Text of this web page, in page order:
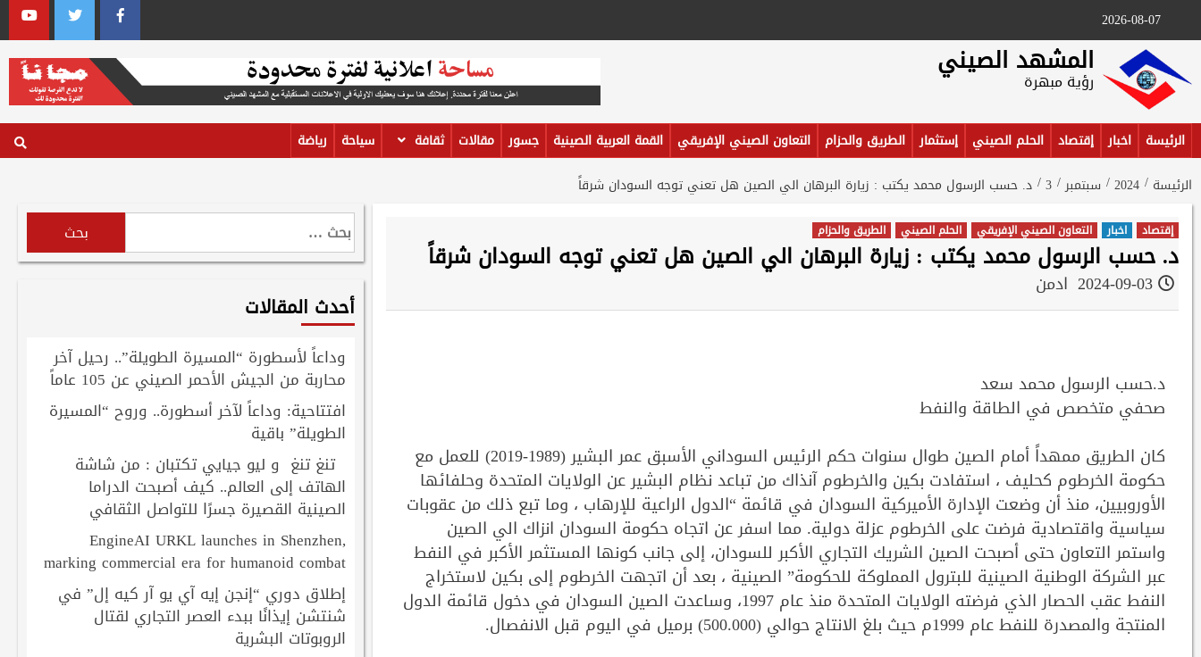
2026-08-07
Facebook
Twitter
المشهد الصيني
رؤية مبهرة
الرئيسة اخبار إقتصاد الحلم الصيني إستثمار الطريق والحزام التعاون الصيني الإفريقي القمة العربية الصينية جسور مقالات ثقافة سياحة
رياضة
الرئيسة 2024 سبتمبر 3 د. حسب الرسول محمد يكتب : زيارة البرهان الي الصين هل تعني توجه السودان شرقاً
إقتصاد اخبار التعاون الصيني الإفريقي الحلم الصيني الطريق والحزام
د. حسب الرسول محمد يكتب : زيارة البرهان الي الصين هل تعني توجه السودان شرقاً
ادمن
د.حسب الرسول محمد سعد
صحفي متخصص في الطاقة والنفط
كان الطريق ممهداً أمام الصين طوال سنوات حكم الرئيس السوداني الأسبق عمر البشير (1989-2019) للعمل مع
حكومة الخرطوم كحليف ، استفادت بكين والخرطوم آنذاك من تباعد نظام البشير عن الولايات المتحدة وحلفائها
الأوروبيين، منذ أن وضعت الإدارة الأميركية السودان في قائمة “الدول الراعية للإرهاب ، وما تبع ذلك من عقوبات
سياسية واقتصادية فرضت على الخرطوم عزلة دولية. مما اسفر عن اتجاه حكومة السودان انزاك الي الصين
واستمر التعاون حتى أصبحت الصين الشريك التجاري الأكبر للسودان، إلى جانب كونها المستثمر الأكبر في النفط
عبر الشركة الوطنية الصينية للبترول المملوكة للحكومة” الصينية ، بعد أن اتجهت الخرطوم إلى بكين لاستخراج
النفط عقب الحصار الذي فرضته الولايات المتحدة منذ عام 1997، وساعدت الصين السودان في دخول قائمة الدول
المنتجة والمصدرة للنفط عام 1999م حيث بلغ الانتاج حوالي (500.000) برميل في اليوم قبل الانفصال.
البحث
عن:
أحدث المقالات
وداعاً لأسطورة “المسيرة الطويلة”.. رحيل آخر
محاربة من الجيش الأحمر الصيني عن 105 عاماً
افتتاحية: وداعاً لآخر أسطورة.. وروح “المسيرة
الطويلة” باقية
تنغ تنغ و ليو جيايي تكتبان : من شاشة
الهاتف إلى العالم.. كيف أصبحت الدراما
الصينية القصيرة جسرًا للتواصل الثقافي
EngineAI URKL launches in Shenzhen,
marking commercial era for humanoid combat
إطلاق دوري “إنجن إيه آي يو آر كيه إل” في
شنتشن إيذانًا ببدء العصر التجاري لقتال
الروبوتات البشرية